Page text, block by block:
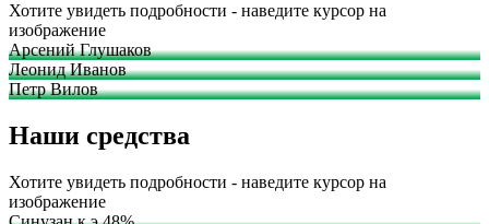
Хотите увидеть подробности - наведите курсор на
изображение
Арсений Глушаков
Леонид Иванов
Петр Вилов
Наши средства
Хотите увидеть подробности - наведите курсор на
изображение